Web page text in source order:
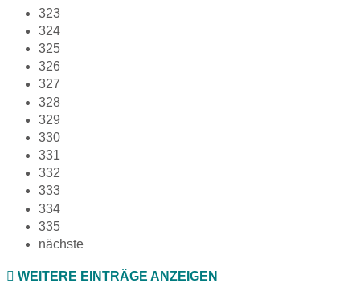
323
324
325
326
327
328
329
330
331
332
333
334
335
nächste
WEITERE EINTRÄGE ANZEIGEN